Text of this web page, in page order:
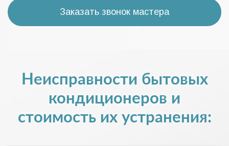
Заказать звонок мастера
Неисправности бытовых
кондиционеров и
стоимость их устранения: